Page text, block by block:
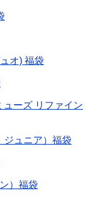
オ) 福袋
ーズ リファイン
ュニア）福袋
）福袋